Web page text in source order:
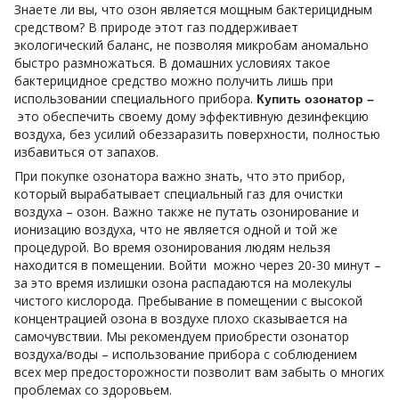
Знаете ли вы, что озон является мощным бактерицидным
средством? В природе этот газ поддерживает
экологический баланс, не позволяя микробам аномально
быстро размножаться. В домашних условиях такое
бактерицидное средство можно получить лишь при
использовании специального прибора. Купить озонатор –
это обеспечить своему дому эффективную дезинфекцию
воздуха, без усилий обеззаразить поверхности, полностью
избавиться от запахов.
При покупке озонатора важно знать, что это прибор,
который вырабатывает специальный газ для очистки
воздуха – озон. Важно также не путать озонирование и
ионизацию воздуха, что не является одной и той же
процедурой. Во время озонирования людям нельзя
находится в помещении. Войти можно через 20-30 минут –
за это время излишки озона распадаются на молекулы
чистого кислорода. Пребывание в помещении с высокой
концентрацией озона в воздухе плохо сказывается на
самочувствии. Мы рекомендуем приобрести озонатор
воздуха/воды – использование прибора с соблюдением
всех мер предосторожности позволит вам забыть о многих
проблемах со здоровьем.